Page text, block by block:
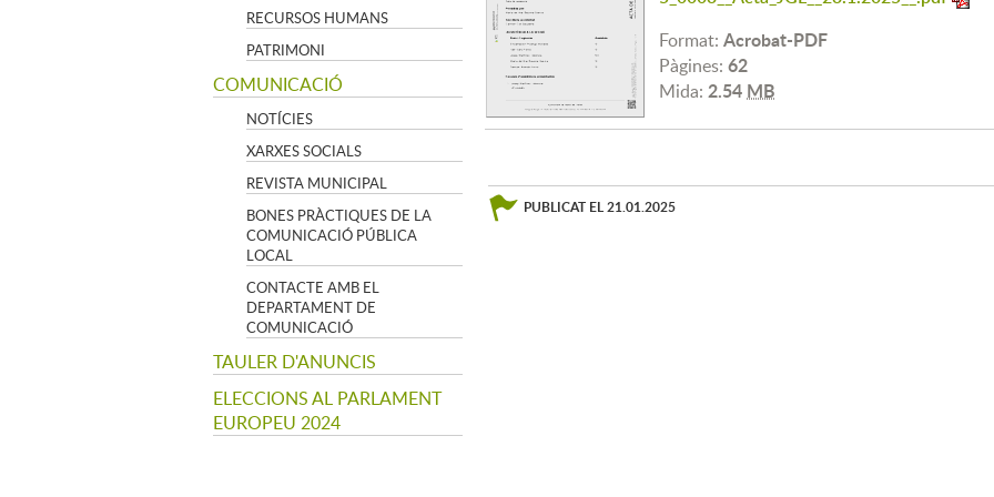
RECURSOS HUMANS
PATRIMONI
COMUNICACIÓ
NOTÍCIES
XARXES SOCIALS
REVISTA MUNICIPAL
BONES PRÀCTIQUES DE LA
COMUNICACIÓ PÚBLICA
LOCAL
CONTACTE AMB EL
DEPARTAMENT DE
COMUNICACIÓ
TAULER D'ANUNCIS
ELECCIONS AL PARLAMENT
EUROPEU 2024
Format: Acrobat-PDF
Pàgines: 62
Mida: 2.54 MB
PUBLICAT EL21.01.2025